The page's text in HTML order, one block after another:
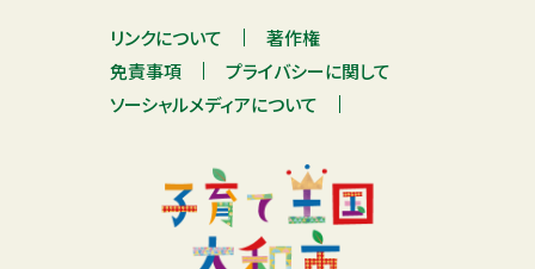
リンクについて
著作権
免責事項
プライバシーに関して
ソーシャルメディアについて